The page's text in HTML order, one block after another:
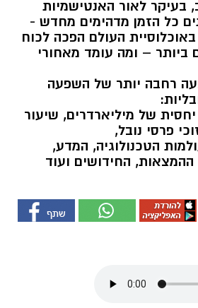
בעיקר לאור האנטישמיות
כל הזמן מדהימים מחדש -
העולם הפכה לכוח
ביותר – ומה עומד מאחורי
רחבה יותר של השפעה
של מיליארדרים, שיעור
פרסי נובל,
הטכנולוגיה, המדע,
ההמצאות, החידושים ועוד